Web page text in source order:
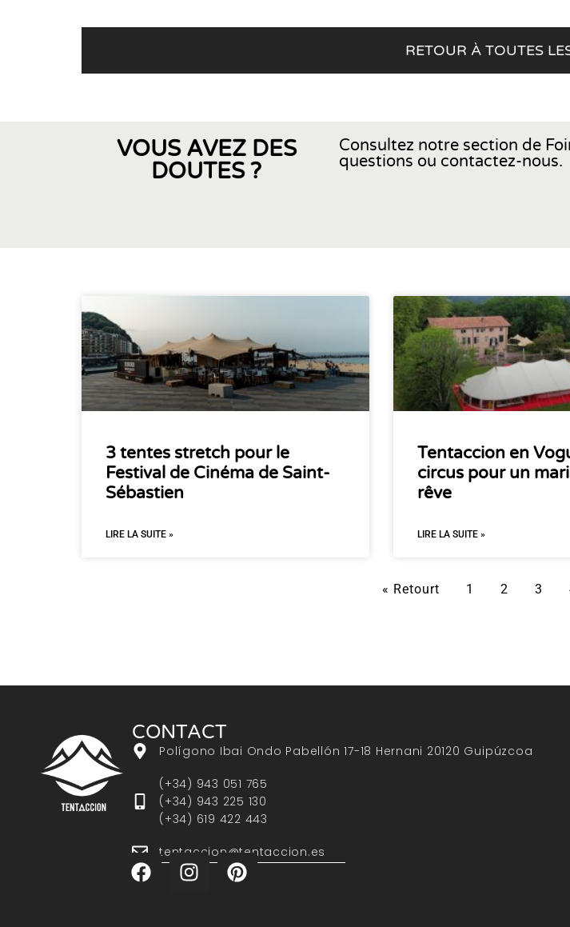
RETOUR À TOUTES
VOUS AVEZ DES
DOUTES ?
Consultez notre section de
questions ou contactez-nous.
3 tentes stretch pour le
Festival de Cinéma de Saint-
Sébastien
LIRE LA SUITE »
Tentaccion en
circus pour un
rêve
LIRE LA SUITE »
« Retourt 1 2 3
CONTACT
Polígono Ibai Ondo Pabellón 17-18 Hernani 20120 Guipúzcoa
(+34) 943 051 765
(+34) 943 225 130
(+34) 619 422 443
tentaccion@tentaccion.es